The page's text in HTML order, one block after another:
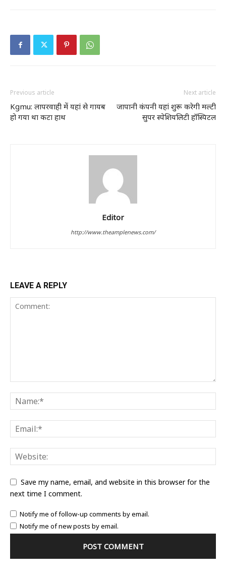
Previous article
Kgmu: लापरवाही में यहां से गायब
हो गया था कटा हाथ
Next article
जापानी कंपनी यहां शुरू करेगी मल्टी
सुपर स्पेशियलिटी हॉस्पिटल
Editor
http://www.theamplenews.com/
LEAVE A REPLY
Save my name, email, and website in this browser for the
next time I comment.
Notify me of follow-up comments by email.
Notify me of new posts by email.